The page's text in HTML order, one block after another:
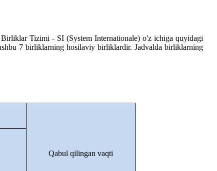
Tizimi - SI (System Internationale) o'z ichiga quyidagi
7 birliklarning hosilaviy birliklardir. Jadvalda birliklarning
Qabul qilingan vaqti